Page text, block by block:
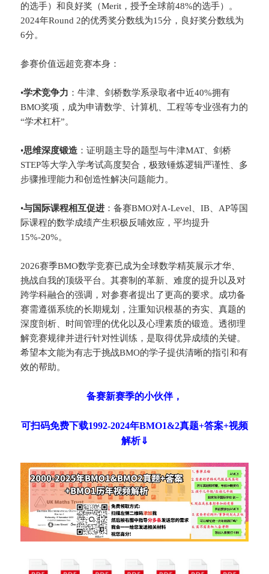
的选手）和良好奖（Merit，授予全球前48%的选手）。
2024年Round 2的优秀奖分数线为15分，良好奖分数线为
6分。
参赛价值远超竞赛本身：
•​学术竞争力​ ​：牛津、剑桥数学系录取者中近40%拥有
BMO奖项，成为申请数学、计算机、工程等专业强有力的
“学术杠杆”。
•​思维深度锻造​ ​：证明题主导的题型与牛津MAT、剑桥
STEP等大学入学考试高度契合，极致锤炼逻辑严谨性、多
步骤推理能力和创造性解决问题能力。
•​与国际课程相互促进​ ​：备赛BMO对A-Level、IB、AP等国
际课程的数学成绩产生积极反哺效应，平均提升
15%-20%。
2026赛季BMO数学竞赛已成为全球数学精英展示才华、
挑战自我的顶级平台。其赛制的革新、难度的提升以及对
跨学科融合的强调，对参赛者提出了更高的要求。成功备
赛需遵循系统的长期规划，注重知识根基的夯实、真题的
深度剖析、时间管理的优化以及心理素质的锻造。透彻理
解竞赛规律并进行针对性训练，是取得优异成绩的关键。
希望本文能为有志于挑战BMO的学子提供清晰的指引和有
效的帮助。
备赛新赛季的小伙伴，
可扫码免费下载1992-2024年BMO1&2真题+答案+视频
解析⇓